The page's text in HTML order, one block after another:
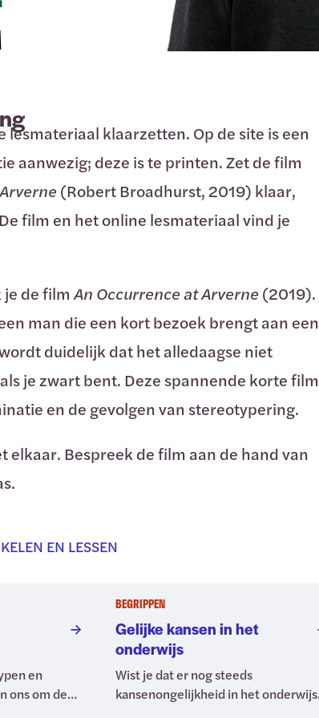
lesmateriaal klaarzetten. Op de site is een
aanwezig; deze is te printen. Zet de film
(Robert Broadhurst, 2019) klaar,
film en het online lesmateriaal vind je
je de filmAn Occurrence at Arverne (2019).
man die een kort bezoek brengt aan een
duidelijk dat het alledaagse niet
je zwart bent. Deze spannende korte film
en de gevolgen van stereotypering.
elkaar. Bespreek de film aan de hand van
EN LESSEN
en
ons om de
Gelijke kansen in het
onderwijs
BEGRIPPEN
Wist je dat er nog steeds
kansenongelijkheid in het onderwijs